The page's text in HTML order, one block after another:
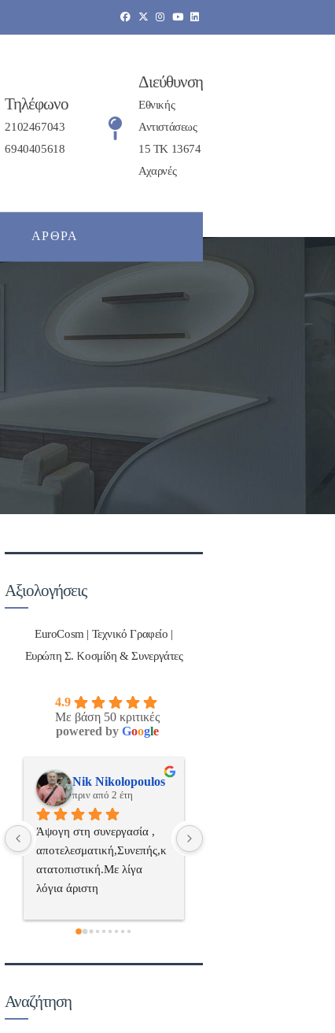
Τηλέφωνο
2102467043
6940405618
Διεύθυνση
Εθνικής
Αντιστάσεως
15 ΤΚ 13674
Αχαρνές
ΆΡΘΡΑ
Αξιολογήσεις
EuroCosm | Τεχνικό Γραφείο |
Ευρώπη Σ. Κοσμίδη & Συνεργάτες
4.9
Με βάση 50 κριτικές
powered by Google
ManosBX
πριν από 2 έτη
Επαγγελματίας  Άψογη
συνεργασία
Αναζήτηση